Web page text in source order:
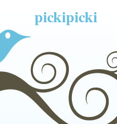
pickipicki